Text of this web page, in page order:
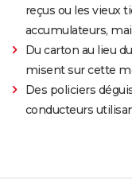
reçus ou les vieux
accumulateurs,
Du carton au lieu
misent sur cette
Des policiers
conducteurs